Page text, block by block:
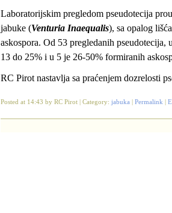
Laboratorijskim pregledom pseudotecija
jabuke (Venturia Inaequalis), sa opalog
askospora. Od 53 pregledanih
13 do 25% i u 5 je 26-50% formiranih
RC Pirot nastavlja sa praćenjem dozrelosti
Posted at 14:43 by RC Pirot | Category: jabuka Permalink